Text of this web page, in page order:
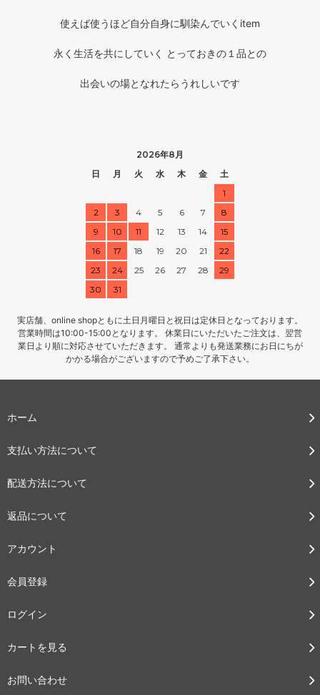
使えば使うほど自分自身に馴染んでいくitem
永く生活を共にしていく とっておきの１品との
出会いの場となれたらうれしいです
2026年8月
日
月 火 水 木 金
土
1
2
3 4 5 6 7
8
9
10 11 12 13 14
15
16
17 18 19 20 21
22
23
24 25 26 27 28
29
30
31
実店舗、online shopともに土日月曜日と祝日は定休日となっております。
営業時間は10:00-15:00となります。 休業日にいただいたご注文は、翌営
業日より順に対応させていただきます。 通常よりも発送業務にお日にちが
かかる場合がございますので予めご了承下さい。
ホーム
支払い方法について
配送方法について
返品について
アカウント
会員登録
ログイン
カートを見る
お問い合わせ